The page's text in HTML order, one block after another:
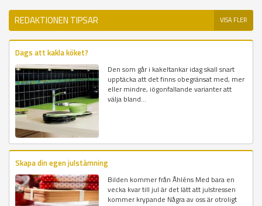
REDAKTIONEN TIPSAR VISA FLER
Dags att kakla köket?
Den som går i kakeltankar idag skall snart
upptäcka att det finns obegränsat med, mer
eller mindre, iögonfallande varianter att
välja bland...
Skapa din egen julstämning
Bilden kommer från Åhléns Med bara en
vecka kvar till jul är det lätt att julstressen
kommer krypande Några av oss är otroligt